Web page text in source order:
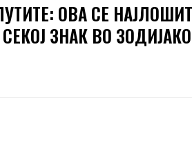
ОВА СЕ
ЗНАК ВО